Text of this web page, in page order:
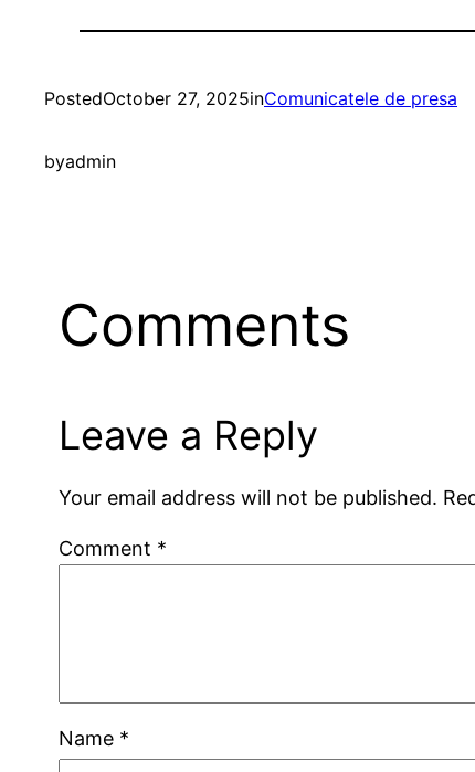
PostedOctober 27, 2025inComunicatele de presa
byadmin
Comments
Leave a Reply
Your email address will not be published.
Comment *
Name *